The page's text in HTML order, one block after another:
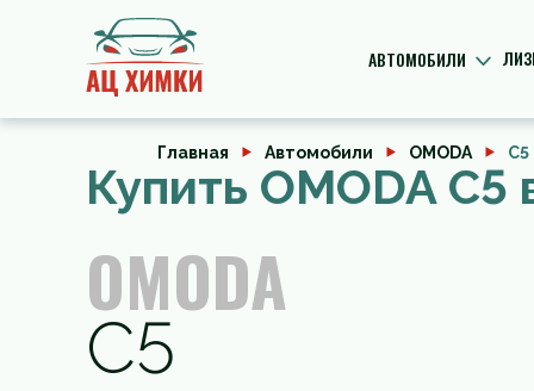
АВТОМОБИЛИ
Главная Автомобили OMODA C5
Купить OMODA
OMODA
C5